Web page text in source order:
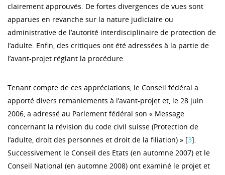
clairement approuvés. De fortes divergences de vues sont
apparues en revanche sur la nature judiciaire ou
administrative de l’autorité interdisciplinaire de protection de
l’adulte. Enfin, des critiques ont été adressées à la partie de
l’avant-projet réglant la procédure.
Tenant compte de ces appréciations, le Conseil fédéral a
apporté divers remaniements à l’avant-projet et, le 28 juin
2006, a adressé au Parlement fédéral son « Message
concernant la révision du code civil suisse (Protection de
l’adulte, droit des personnes et droit de la filiation) » [3].
Successivement le Conseil des Etats (en automne 2007) et le
Conseil National (en automne 2008) ont examiné le projet et